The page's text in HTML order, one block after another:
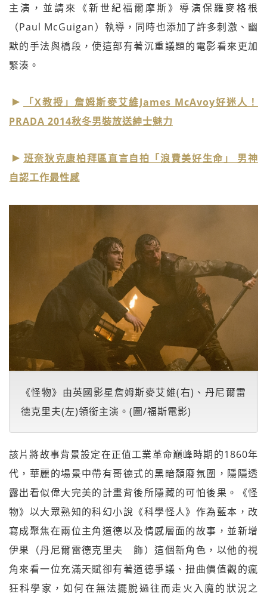
主演，並請來《新世紀福爾摩斯》導演保羅麥格根
（Paul McGuigan）執導，同時也添加了許多刺激、幽
默的手法與橋段，使這部有著沉重議題的電影看來更加
緊湊。
「X教授」詹姆斯麥艾維James McAvoy好迷人！
PRADA 2014秋冬男裝放送紳士魅力
班奈狄克康柏拜區直言自拍「浪費美好生命」 男神
自認工作最性感
《怪物》由英國影星詹姆斯麥艾維(右)、丹尼爾雷
德克里夫(左)領銜主演。(圖/福斯電影)
該片將故事背景設定在正值工業革命巔峰時期的1860年
代，華麗的場景中帶有哥德式的黑暗頹廢氛圍，隱隱透
露出看似偉大完美的計畫背後所隱藏的可怕後果。《怪
物》以大眾熟知的科幻小說《科學怪人》作為藍本，改
寫成聚焦在兩位主角道德以及情感層面的故事，並新增
伊果（丹尼爾雷德克里夫 飾）這個新角色，以他的視
角來看一位充滿天賦卻有著道德爭議、扭曲價值觀的瘋
狂科學家，如何在無法擺脫過往而走火入魔的狀況之